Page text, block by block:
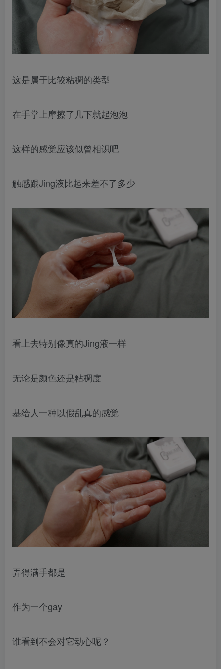
这是属于比较粘稠的类型
在手掌上摩擦了几下就起泡泡
这样的感觉应该似曾相识吧
触感跟Jing液比起来差不了多少
看上去特别像真的Jing液一样
无论是颜色还是粘稠度
基给人一种以假乱真的感觉
弄得满手都是
作为一个gay
谁看到不会对它动心呢？